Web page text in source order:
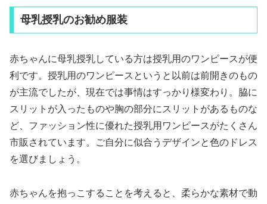
母乳授乳のお勧め服装
赤ちゃんに母乳授乳している方は授乳用のワンピースが便
利です。授乳用のワンピースというと以前は前開きのもの
が主流でしたが、現在では事情はすっかり様変わり。脇に
スリットが入ったものや胸の部分にスリットがあるものな
ど、ファッション性に優れた授乳用ワンピースがたくさん
市販されています。ご自分に似合うデザインと色のドレス
を選びましょう。
赤ちゃんを抱っこすることを考えると、柔らかな素材で動